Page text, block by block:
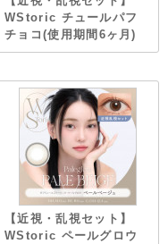
WStoric チュールパフ
チョコ(使用期間6ヶ月)
【近視・乱視セット】
WStoric ペールグロウ